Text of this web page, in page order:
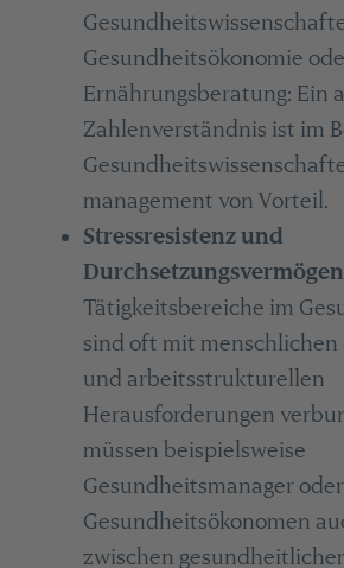
Gesundheitsökonomie
Ernährungsberatung: Ein
Zahlenverständnis ist im
management von Vorteil.
Stressresistenz und
Durchsetzungsvermögen
Tätigkeitsbereiche im
sind oft mit menschlichen
und arbeitsstrukturellen
Herausforderungen
müssen beispielsweise
Gesundheitsmanager oder
Gesundheitsökonomen
zwischen